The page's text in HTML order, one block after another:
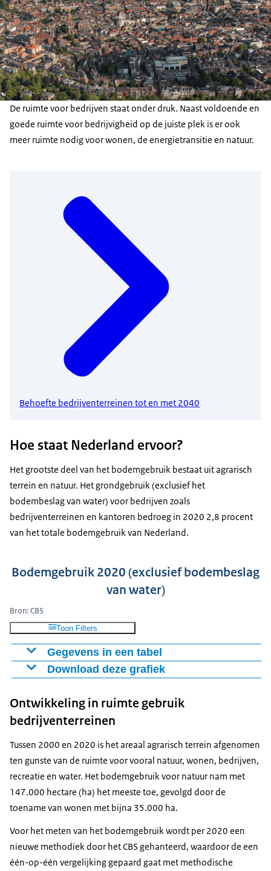
De ruimte voor bedrijven staat onder druk. Naast voldoende en
goede ruimte voor bedrijvigheid op de juiste plek is er ook
meer ruimte nodig voor wonen, de energietransitie en natuur.
Behoefte bedrijventerreinen tot en met 2040
Hoe staat Nederland ervoor?
Het grootste deel van het bodemgebruik bestaat uit agrarisch
terrein en natuur. Het grondgebruik (exclusief het
bodembeslag van water) voor bedrijven zoals
bedrijventerreinen en kantoren bedroeg in 2020 2,8 procent
van het totale bodemgebruik van Nederland.
Bodemgebruik 2020 (exclusief bodembeslag
van water)
Bron: CBS
Toon Filters
Gegevens in een tabel
Bodemgebruik 2020
Agrarisch terrein
Bos en open natuurlijk terrein
Recreatieterrein
3,3%
Verkeersterrein
Bebouwd terrein - Bedrijfsterrein
2,8%
Bebouwd terrein - Overig bebouwd
Semi-bebouwd terrein 1,1%
Download deze grafiek
Download CSV-bestand
Ontwikkeling in ruimte gebruik
bedrijventerreinen
Tussen 2000 en 2020 is het areaal agrarisch terrein afgenomen
ten gunste van de ruimte voor vooral natuur, wonen, bedrijven,
recreatie en water. Het bodemgebruik voor natuur nam met
147.000 hectare (ha) het meeste toe, gevolgd door de
toename van wonen met bijna 35.000 ha.
Voor het meten van het bodemgebruik wordt per 2020 een
nieuwe methodiek door het CBS gehanteerd, waardoor de een
één-op-één vergelijking gepaard gaat met methodische